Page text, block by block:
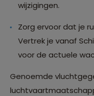
wijzigingen.
Zorg ervoor dat je
Vertrek je vanaf
voor de actuele
Genoemde